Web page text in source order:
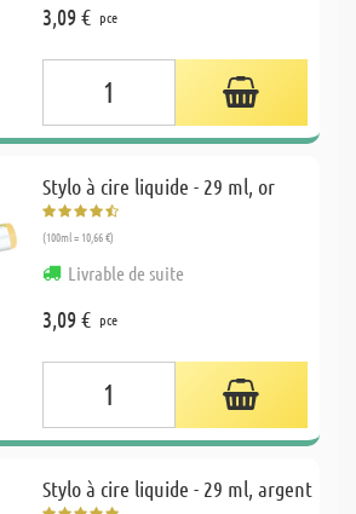
3,09 € pce
Stylo à cire liquide - 29 ml, or
(100ml = 10,66 €)
Livrable de suite
3,09 € pce
Stylo à cire liquide - 29 ml, argent